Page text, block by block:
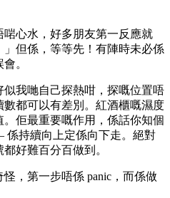
心水，好多朋友第一反應就
但係，等等先！有陣時未必係
。
我哋自己探熱咁，探嘅位置唔
都可以有差別。紅酒櫃嘅濕度
佢最重要嘅作用，係話你知個
持續向上定係向下走。絕對
好難百分百做到。
，第一步唔係 panic，而係做